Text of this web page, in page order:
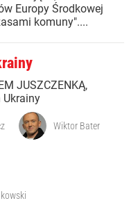
Europy Środkowej
komuny"....
JUSZCZENKĄ,
Ukrainy
Wiktor Bater